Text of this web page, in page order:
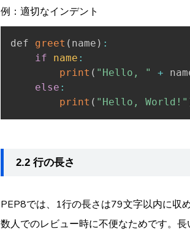
例：適切なインデント
def greet ( name ) :
if
name :
print ( "Hello, " +
else :
print ( "Hello, World!"
2.2 行の長さ
PEP8では、1行の長さは79文字以内に収
数人でのレビュー時に不便なためです。